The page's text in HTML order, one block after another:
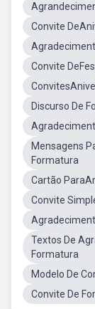
Convite
Convite
Discurso De
Mensagens
Formatura
Cartão
Convite
Textos De
Formatura
Modelo De
Convite De